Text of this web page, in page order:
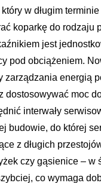
w długim
koparkę do rodzaju
jest
pod obciążeniem.
energią
moc
interwały
budowie, do której
z długich
czy gąsienice –
co wymaga